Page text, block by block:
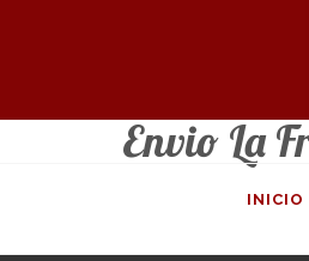
Envio La
INICIO